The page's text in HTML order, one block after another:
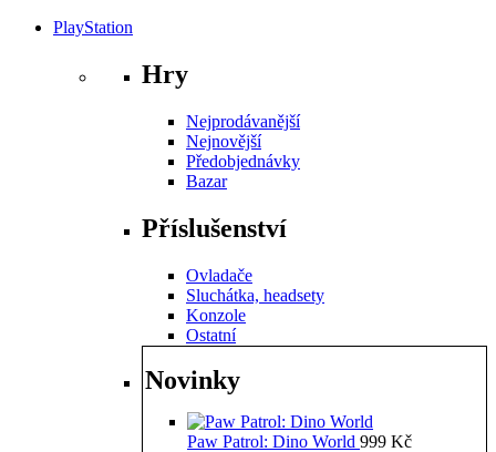
PlayStation
Hry
Nejprodávanější
Nejnovější
Předobjednávky
Bazar
Příslušenství
Ovladače
Sluchátka, headsety
Konzole
Ostatní
Novinky
Paw Patrol: Dino World 999 Kč